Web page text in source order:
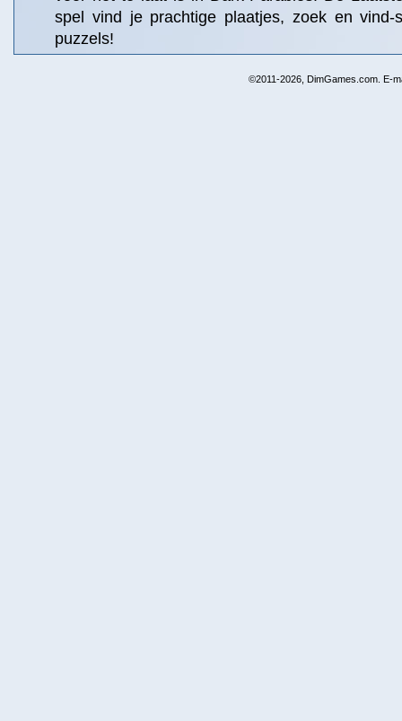
spel vind je prachtige plaatjes, zoek en vind-
puzzels!
©2011-2026, DimGames.com. E-